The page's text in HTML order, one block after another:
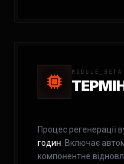
MODULE_BETA
Процес регенерації
годин. Включає
компонентне